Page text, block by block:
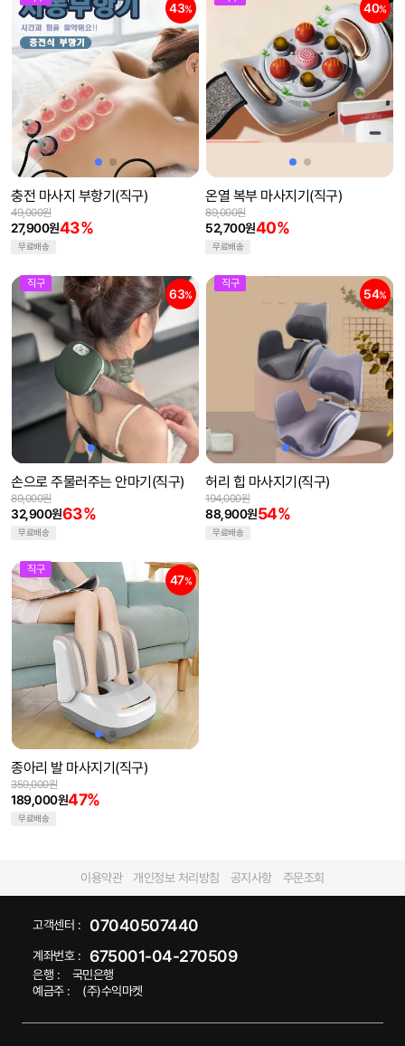
43%
충전 마사지 부항기(직구)
27,900원43%
49,000원
무료배송
40%
온열 복부 마사지기(직구)
52,700원40%
89,000원
무료배송
직구
63%
손으로 주물러주는 안마기(직구)
32,900원63%
89,000원
무료배송
직구
54%
허리 힙 마사지기(직구)
88,900원54%
194,000원
무료배송
직구
47%
종아리 발 마사지기(직구)
189,000원47%
359,000원
무료배송
이용약관 개인정보 처리방침 공지사항 주문조회
고객센터 : 07040507440
계좌번호 : 675001-04-270509
은행 :
국민은행
예금주 :
(주)수익마켓